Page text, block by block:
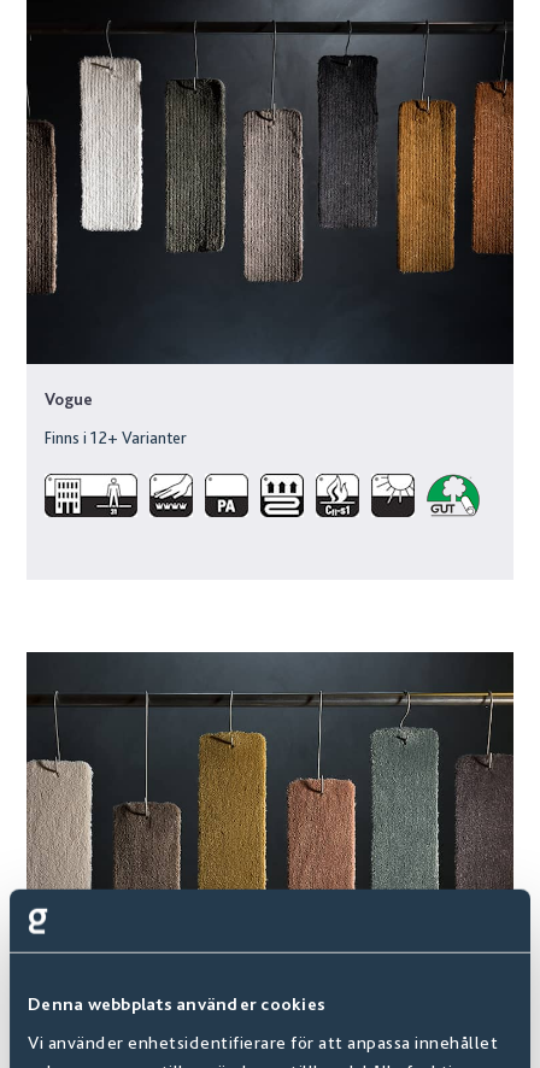
Denna webbplats använder cookies
Vi använder enhetsidentifierare för att anpassa innehållet
Vogue
Finns i12+ Varianter